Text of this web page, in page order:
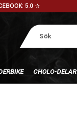
5.0 ✰
CHOLO-DELAR